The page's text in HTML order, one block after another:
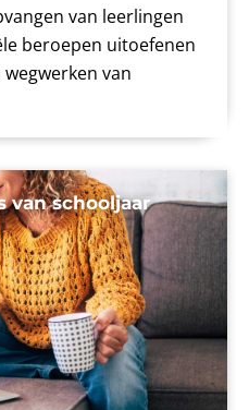
van leerlingen
beroepen uitoefenen
van
van schooljaar